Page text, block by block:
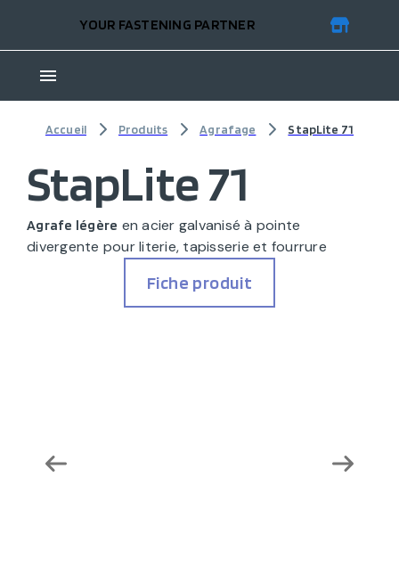
YOUR FASTENING PARTNER
Accueil Produits Agrafage StapLite 71
StapLite 71
Agrafe légère en acier galvanisé à pointe
divergente pour literie, tapisserie et fourrure
Fiche produit